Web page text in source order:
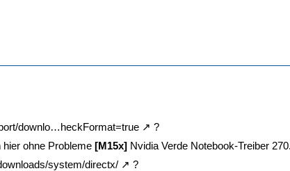
downlo…heckFormat=true
?
ohne Probleme [M15x] Nvidia Verde Notebook-Treiber
system/directx/
?